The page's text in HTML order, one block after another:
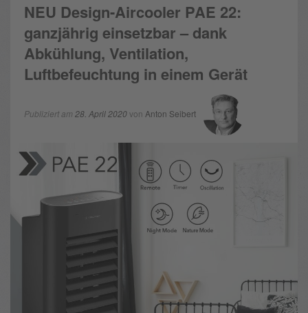
NEU Design-Aircooler PAE 22:
ganzjährig einsetzbar – dank
Abkühlung, Ventilation,
Luftbefeuchtung in einem Gerät
Publiziert am 28. April 2020von Anton Seibert